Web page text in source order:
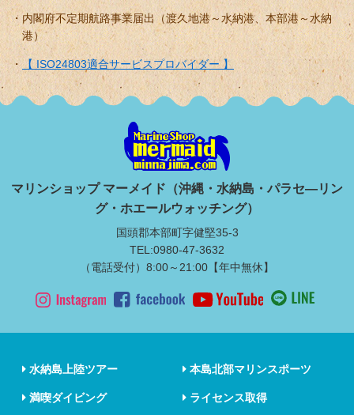
内閣府不定期航路事業届出（渡久地港～水納港、本部港～水納
港）
【 ISO24803適合サービスプロバイダー 】
マリンショップ マーメイド（沖縄・水納島・パラセ―リン
グ・ホエールウォッチング）
国頭郡本部町字健堅35-3
TEL:0980-47-3632
（電話受付）8:00～21:00【年中無休】
水納島上陸ツアー 本島北部マリンスポーツ
満喫ダイビング ライセンス取得